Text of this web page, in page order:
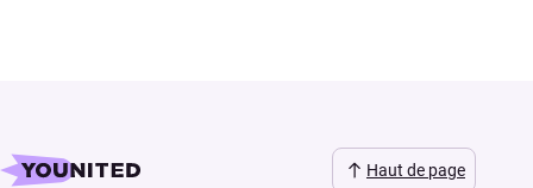
Haut de page